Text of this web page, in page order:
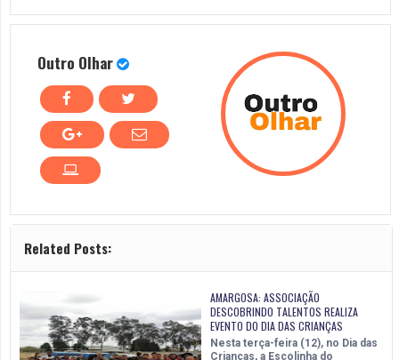
Outro Olhar
Related Posts:
AMARGOSA: ASSOCIAÇÃO
DESCOBRINDO TALENTOS REALIZA
EVENTO DO DIA DAS CRIANÇAS
Nesta terça-feira (12), no Dia das
Crianças, a Escolinha do